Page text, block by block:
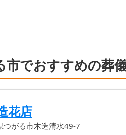
市でおすすめの葬
花店
つがる市木造清水49-7